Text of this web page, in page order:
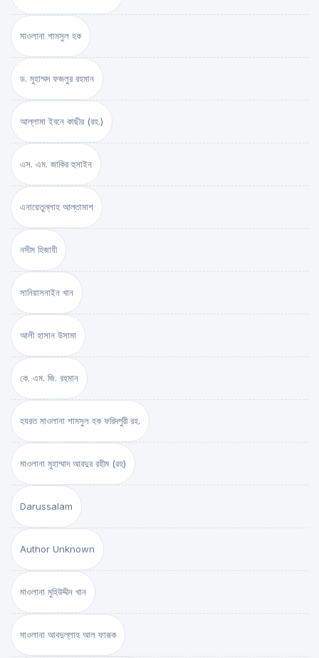
মাওলানা শামসুল হক
ড. মুহাম্মদ ফজলুর রহমান
আল্লামা ইবনে কাছীর (রহ.)
এস. এম. জাকির হুসাইন
এনায়েতুল্লাহ আল্‌তামাশ
নসীম হিজাযী
সানিয়াসনাইন খান
আলী হাসান উসামা
কে. এম. জি. রহমান
হযরত মাওলানা শামসুল হক ফরিদপুরী রহ.
মাওলানা মুহাম্মাদ আবদুর রহীম (রহ)
Darussalam
Author Unknown
মাওলানা মুহিউদ্দীন খান
মাওলানা আবদুল্লাহ আল ফারূক